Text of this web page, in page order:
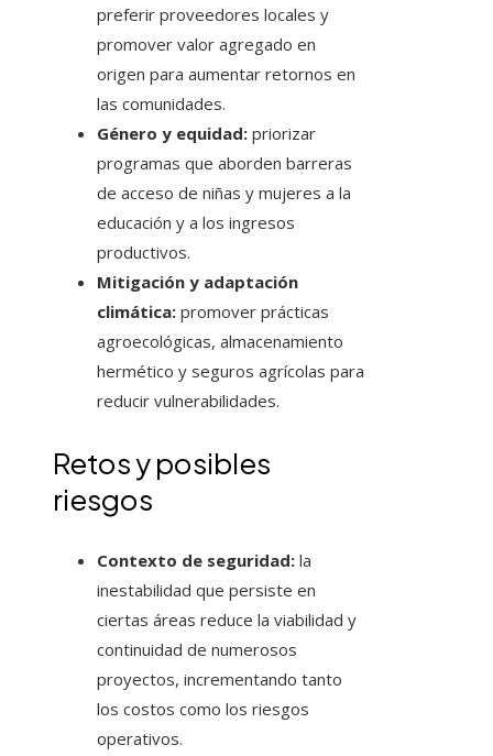
preferir proveedores locales y
promover valor agregado en
origen para aumentar retornos en
las comunidades.
Género y equidad: priorizar
programas que aborden barreras
de acceso de niñas y mujeres a la
educación y a los ingresos
productivos.
Mitigación y adaptación
climática: promover prácticas
agroecológicas, almacenamiento
hermético y seguros agrícolas para
reducir vulnerabilidades.
Retos y posibles
riesgos
Contexto de seguridad: la
inestabilidad que persiste en
ciertas áreas reduce la viabilidad y
continuidad de numerosos
proyectos, incrementando tanto
los costos como los riesgos
operativos.